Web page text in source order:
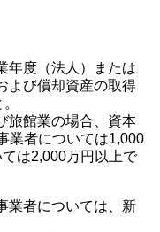
年度（法人）または
よび償却資産の取得
旅館業の場合、資本
業者については1,000
は2,000万円以上で
業者については、新